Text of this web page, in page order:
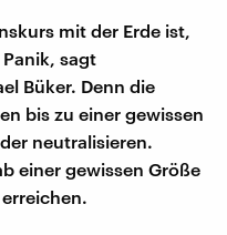
mit der Erde ist,
sagt
Büker. Denn die
bis zu einer gewissen
neutralisieren.
einer gewissen Größe